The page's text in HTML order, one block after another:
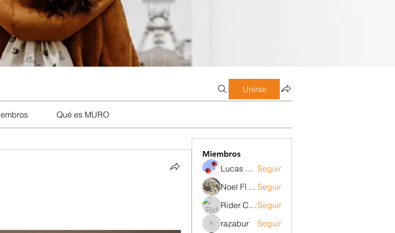
Unirse
Qué es MURO
Miembros
Lucas Meneghetti Seguir
Noel Flores ruiz Seguir
Rider CarrizoSeguir
razabur
razabur
Seguir